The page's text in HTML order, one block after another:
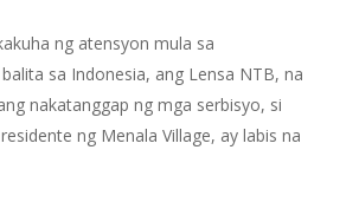
ng atensyon mula sa
sa Indonesia, ang Lensa NTB, na
nakatanggap ng mga serbisyo, si
ng Menala Village, ay labis na